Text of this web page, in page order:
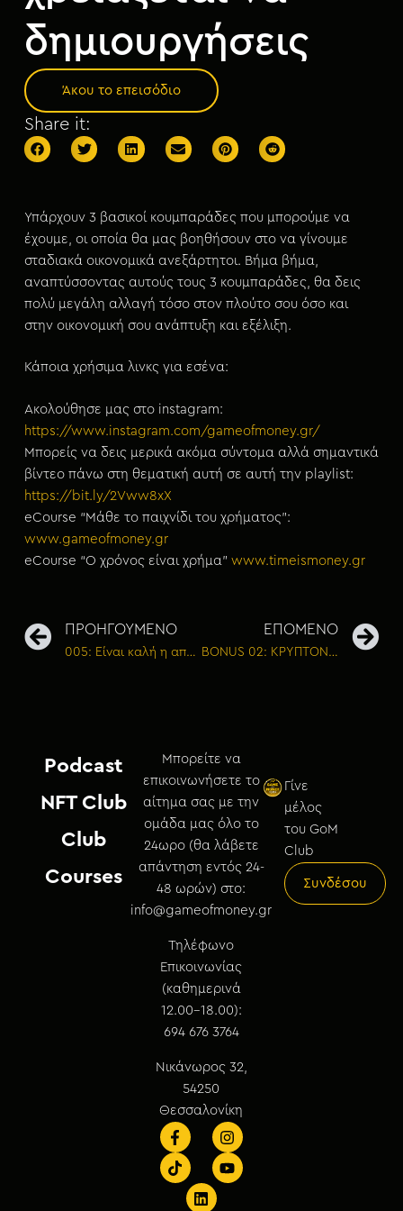
μ
δημιουργήσεις
Άκου το επεισόδιο
Share it:
Υπάρχουν 3 βασικοί κουμπαράδες που μπορούμε να
έχουμε, οι οποία θα μας βοηθήσουν στο να γίνουμε
σταδιακά οικονομικά ανεξάρτητοι. Βήμα βήμα,
αναπτύσσοντας αυτούς τους 3 κουμπαράδες, θα δεις
πολύ μεγάλη αλλαγή τόσο στον πλούτο σου όσο και
στην οικονομική σου ανάπτυξη και εξέλιξη.
Κάποια χρήσιμα λινκς για εσένα:
Ακολούθησε μας στο instagram:
https://www.instagram.com/gameofmoney.gr/
Μπορείς να δεις μερικά ακόμα σύντομα αλλά σημαντικά
βίντεο πάνω στη θεματική αυτή σε αυτή την playlist:
https://bit.ly/2Vww8xX
eCourse “Μάθε το παιχνίδι του χρήματος”:
www.gameofmoney.gr
eCourse “Ο χρόνος είναι χρήμα” www.timeismoney.gr
ΠΡΟΗΓΟΥΜΕΝΟ
005: Είναι καλή η αποταμίευση ή μήπως δεν είναι;
ΕΠΟΜΕΝΟ
BONUS 02: ΚΡΥΠΤΟΝΟΜΙΣΜΑΤΑ: Όλα όσα χρειάζεται να γνωρίζεις με τον Γιώργο Τζέγκα
Podcast
NFT Club
Club
Courses
Μπορείτε να
επικοινωνήσετε το
αίτημα σας με την
ομάδα μας όλο το
24ωρο (θα λάβετε
απάντηση εντός 24-
48 ωρών) στο:
info@gameofmoney.gr
Τηλέφωνο
Επικοινωνίας
(καθημερινά
12.00-18.00):
694 676 3764
Νικάνωρος 32,
54250
Θεσσαλονίκη
Γίνε
μέλος
του GoM
Club
Συνδέσου